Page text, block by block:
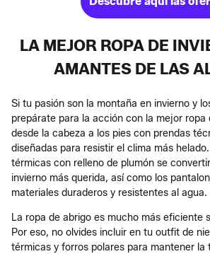
LA MEJOR ROPA DE
AMANTES DE LAS
Si tu pasión son la montaña en invierno y
prepárate para la acción con la mejor ropa
desde la cabeza a los pies con prendas
diseñadas para resistir el clima más
térmicas con relleno de plumón se
invierno más querida, así como los
materiales duraderos y resistentes al agua.
La ropa de abrigo es mucho más eficiente
Por eso, no olvides incluir en tu outfit de
térmicas y forros polares para mantener la